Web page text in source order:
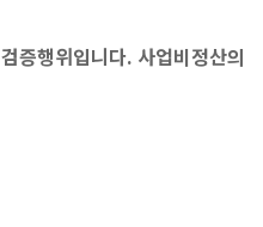
증행위입니다. 사업비정산의